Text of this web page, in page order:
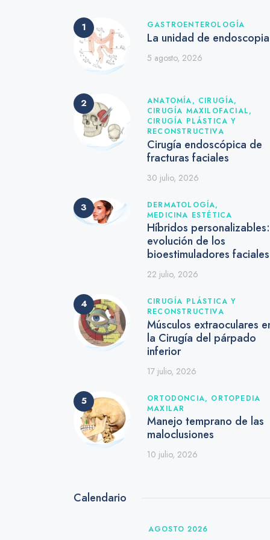
GASTROENTEROLOGÍA
La unidad de endoscopia
5 agosto, 2026
ANATOMÍA, CIRUGÍA,
CIRUGÍA MAXILOFACIAL,
CIRUGÍA PLÁSTICA Y
RECONSTRUCTIVA
Cirugía endoscópica de
fracturas faciales
30 julio, 2026
DERMATOLOGÍA,
MEDICINA ESTÉTICA
Híbridos
evolución de los
bioestimuladores
22 julio, 2026
CIRUGÍA PLÁSTICA Y
RECONSTRUCTIVA
Músculos extraoculares
la Cirugía del párpado
inferior
17 julio, 2026
ORTODONCIA, ORTOPEDIA
MAXILAR
Manejo temprano de las
maloclusiones
10 julio, 2026
Calendario
AGOSTO 2026